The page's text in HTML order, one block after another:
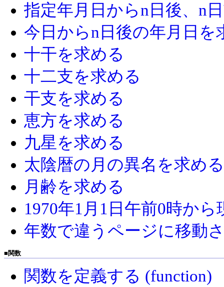
指定年月日からn日後、n
今日からn日後の年月日を
十干を求める
十二支を求める
干支を求める
恵方を求める
九星を求める
太陰暦の月の異名を求める
月齢を求める
1970年1月1日午前0時か
年数で違うページに移動
■ 関数
関数を定義する (function)